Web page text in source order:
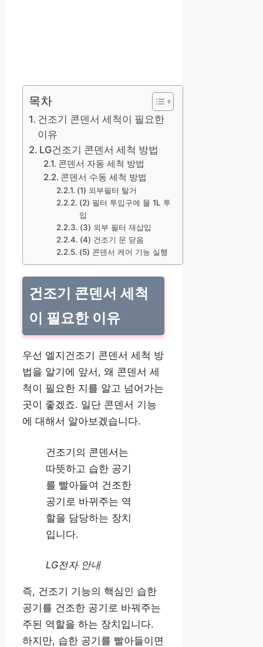
목차
건조기 콘덴서 세척이 필요한
이유
LG건조기 콘덴서 세척 방법
콘덴서 자동 세척 방법
콘덴서 수동 세척 방법
(1) 외부필터 탈거
(2) 필터 투입구에 물 1L 투
입
(3) 외부 필터 재삽입
(4) 건조기 문 닫음
(5) 콘덴서 케어 기능 실행
건조기 콘덴서 세척
이 필요한 이유
우선 엘지건조기 콘덴서 세척 방
법을 알기에 앞서, 왜 콘덴서 세
척이 필요한 지를 알고 넘어가는
곳이 좋겠죠. 일단 콘덴서 기능
에 대해서 알아보겠습니다.
건조기의 콘덴서는
따뜻하고 습한 공기
를 빨아들여 건조한
공기로 바뀌주는 역
할을 담당하는 장치
입니다.
LG전자 안내
즉, 건조기 기능의 핵심인 습한
공기를 건조한 공기로 바꿔주는
주된 역할을 하는 장치입니다.
하지만, 습한 공기를 빨아들이면